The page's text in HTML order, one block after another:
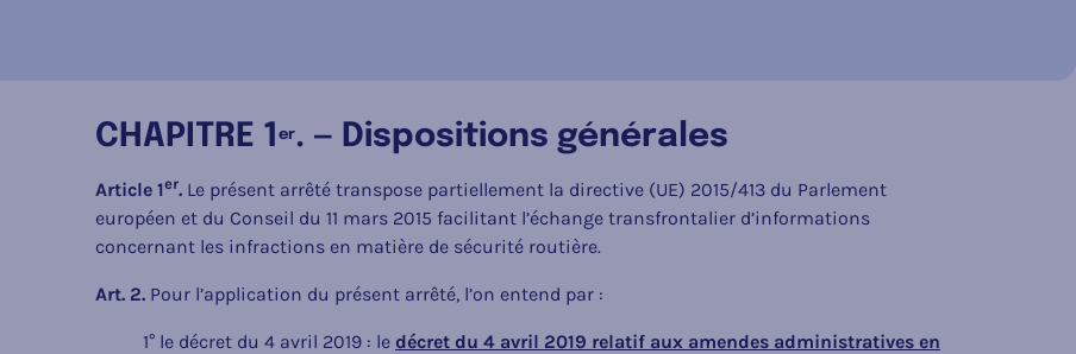
CHAPITRE 1 er. — Dispositions générales
Article 1er. Le présent arrêté transpose partiellement la directive (UE) 2015/413 du Parlement
européen et du Conseil du 11 mars 2015 facilitant l’échange transfrontalier d’informations
concernant les infractions en matière de sécurité routière.
Art. 2. Pour l’application du présent arrêté, l’on entend par :
1° le décret du 4 avril 2019 : le décret du 4 avril 2019 relatif aux amendes administratives en